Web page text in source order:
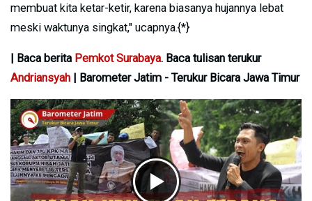
membuat kita ketar-ketir, karena biasanya hujannya lebat
meski waktunya singkat," ucapnya.{*}
| Baca berita Pemkot Surabaya. Baca tulisan terukur
Andriansyah | Barometer Jatim - Terukur Bicara Jawa Timur